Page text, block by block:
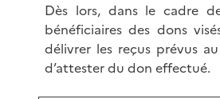
Dès lors, dans le cadre
bénéficiaires des dons
délivrer les reçus prévus
d’attester du don effectué.